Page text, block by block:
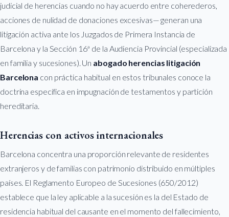
judicial de herencias cuando no hay acuerdo entre coherederos,
acciones de nulidad de donaciones excesivas— generan una
litigación activa ante los Juzgados de Primera Instancia de
Barcelona y la Sección 16ª de la Audiencia Provincial (especializada
en familia y sucesiones). Un abogado herencias litigación
Barcelona con práctica habitual en estos tribunales conoce la
doctrina específica en impugnación de testamentos y partición
hereditaria.
Herencias con activos internacionales
Barcelona concentra una proporción relevante de residentes
extranjeros y de familias con patrimonio distribuido en múltiples
países. El Reglamento Europeo de Sucesiones (650/2012)
establece que la ley aplicable a la sucesión es la del Estado de
residencia habitual del causante en el momento del fallecimiento,